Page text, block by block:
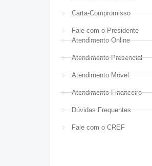
Carta-Compromisso
Fale com o Presidente
Atendimento Online
Atendimento Presencial
Atendimento Móvel
Atendimento Financeiro
Dúvidas Frequentes
Fale com o CREF